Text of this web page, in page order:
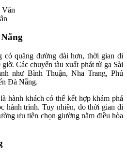
quãng đường dài hơn, thời gian di
Các chuyến tàu xuất phát từ ga Sài
như Bình Thuận, Nha Trang, Phú
Đà Nẵng.
hành khách có thể kết hợp khám phá
hành trình. Tuy nhiên, do thời gian di
ưu tiên chọn giường nằm điều hòa